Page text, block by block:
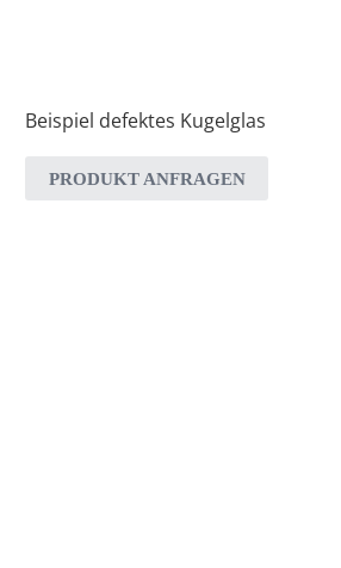
Beispiel defektes Kugelglas
PRODUKT ANFRAGEN